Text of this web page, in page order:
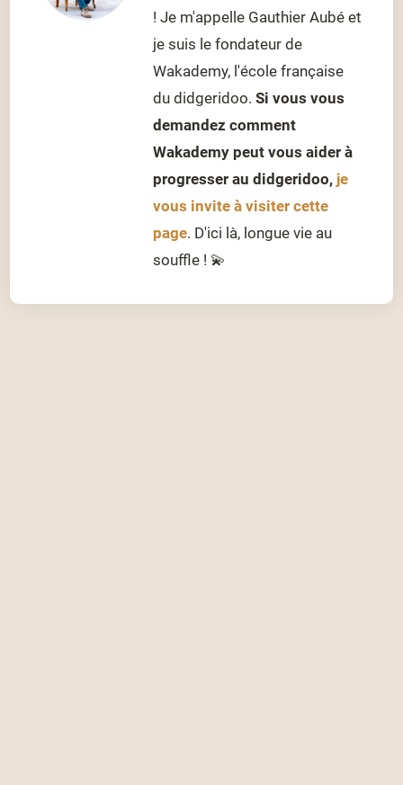
! Je m'appelle Gauthier Aubé et
je suis le fondateur de
Wakademy, l'école française
du didgeridoo.Si vous vous
demandez comment
Wakademy peut vous aider à
progresser au didgeridoo, je
vous invite à visiter cette
page. D'ici là, longue vie au
souffle ! 💫